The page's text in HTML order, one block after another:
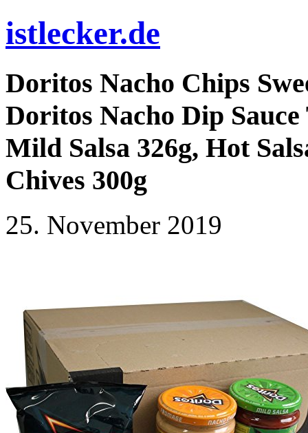
istlecker.de
Doritos Nacho Chips
Doritos Nacho Dip Sauce
Mild Salsa 326g, Hot
Chives 300g
25. November 2019